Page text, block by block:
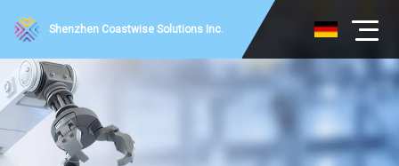
Shenzhen Coastwise Solutions Inc.